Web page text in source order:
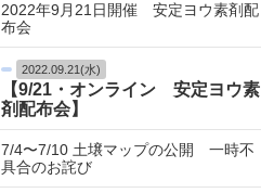
2022年9月21日開催 安定ヨウ素剤配
布会
2022.09.21(水)
【9/21・オンライン 安定ヨウ素
剤配布会】
7/4〜7/10 土壌マップの公開 一時不
具合のお詫び